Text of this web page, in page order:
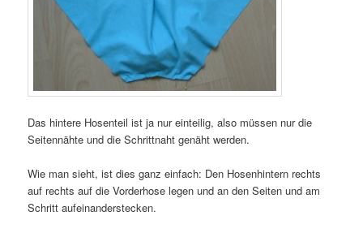
Das hintere Hosenteil ist ja nur einteilig, also müssen nur die
Seitennähte und die Schrittnaht genäht werden.
Wie man sieht, ist dies ganz einfach: Den Hosenhintern rechts
auf rechts auf die Vorderhose legen und an den Seiten und am
Schritt aufeinanderstecken.